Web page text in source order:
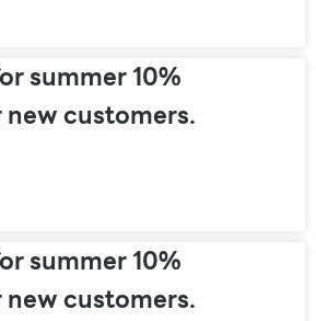
summer 10%
customers.
summer 10%
customers.